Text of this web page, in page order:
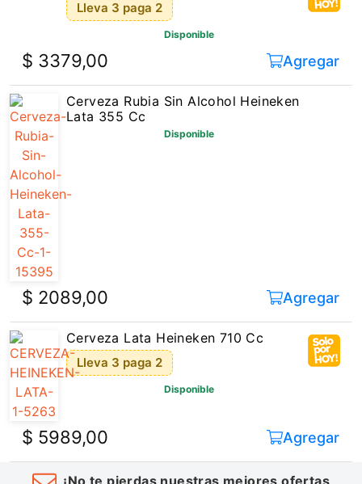
Lleva 3 paga 2
Disponible
$ 3379,00 Agregar
Cerveza Rubia Sin Alcohol Heineken
Lata 355 Cc
Disponible
$ 2089,00 Agregar
Cerveza Lata Heineken 710 Cc
Lleva 3 paga 2
Disponible
$ 5989,00 Agregar